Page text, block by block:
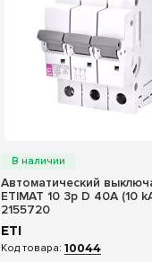
Автоматический
ETIMAT 10 3p D 40А (10
2155720
ETI
10044